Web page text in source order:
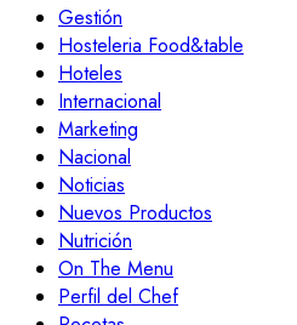
Gestión
Hosteleria Food&table
Hoteles
Internacional
Marketing
Nacional
Noticias
Nuevos Productos
Nutrición
On The Menu
Perfil del Chef